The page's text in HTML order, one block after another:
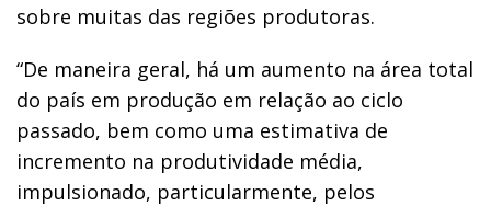
sobre muitas das regiões produtoras.
“De maneira geral, há um aumento na área total
do país em produção em relação ao ciclo
passado, bem como uma estimativa de
incremento na produtividade média,
impulsionado, particularmente, pelos